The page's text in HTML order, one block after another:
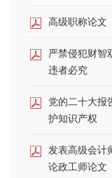
高级职称论文
严禁侵犯财智
违者必究
党的二十大报
护知识产权
发表高级会计
论政工师论文